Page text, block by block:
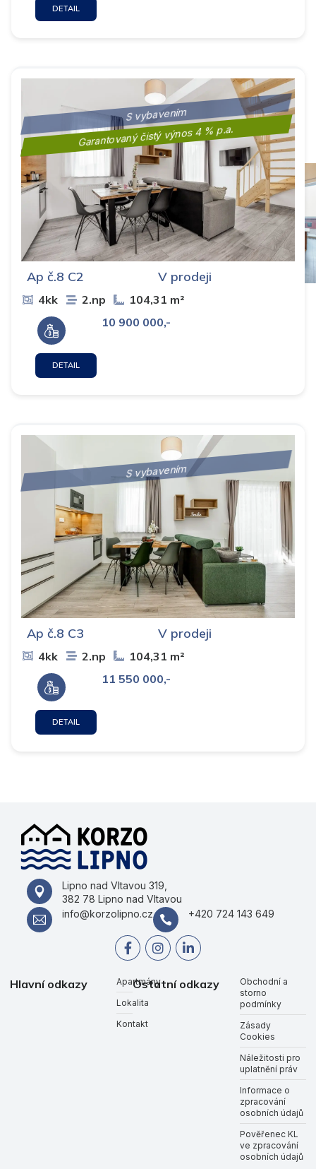
DETAIL
Ap č.8 C2 V prodeji
4kk 2.np
104,31 m²
10 900 000,-
DETAIL
S vybavením
Garantovaný čistý výnos 4 % p.a.
Ap č.8 C3 V prodeji
4kk 2.np
104,31 m²
11 550 000,-
DETAIL
S vybavením
Lipno nad Vltavou 319,
382 78 Lipno nad Vltavou
info@korzolipno.cz
+420 724 143 649
Hlavní odkazy
Apartmány
Lokalita
Kontakt
Ostatní odkazy
Obchodní a
storno
podmínky
Zásady
Cookies
Náležitosti pro
uplatnění práv
Informace o
zpracování
osobních údajů
Pověřenec KL
ve zpracování
osobních údajů